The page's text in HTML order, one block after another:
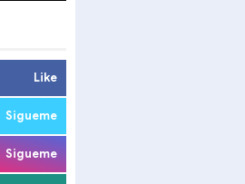
Like
Sigueme
Sigueme